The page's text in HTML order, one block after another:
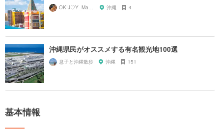
沖縄 4
沖縄県民がオススメする有名観光地100選
息子と沖縄散歩 沖縄 151
基本情報